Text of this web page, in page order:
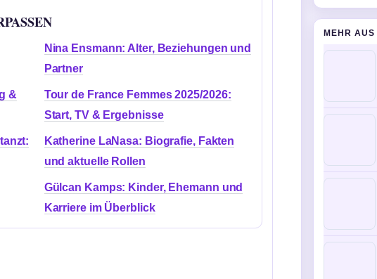
Nina Ensmann: Alter, Beziehungen und
Partner
&
Tour de France Femmes 2025/2026:
Start, TV & Ergebnisse
Katherine LaNasa: Biografie, Fakten
und aktuelle Rollen
Gülcan Kamps: Kinder, Ehemann und
Karriere im Überblick
MEHR